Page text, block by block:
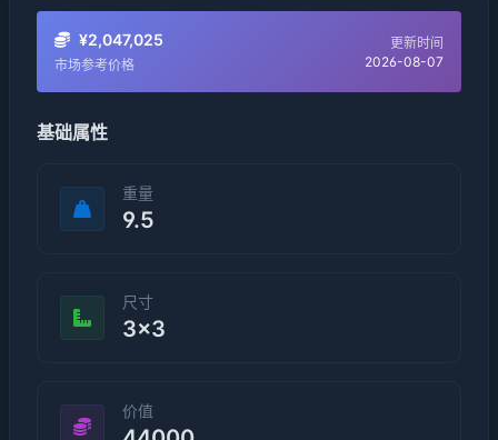
¥2,047,025
市场参考价格
更新时间
2026-08-07
基础属性
重量
9.5
尺寸
3×3
价值